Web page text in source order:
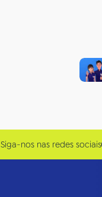
Siga-nos nas redes sociais